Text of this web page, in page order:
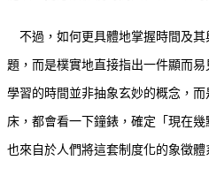
不過，如何更具體地掌握時間及其
題，而是樸實地直接指出一件顯而
學習的時間並非抽象玄妙的概念，
床，都會看一下鐘錶，確定「現在
也來自於人們將這套制度化的象徵